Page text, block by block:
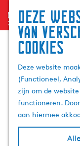
Deze
van
cookies
Deze website
(Functioneel,
zijn om de
functioneren.
aan hiermee
menu
G
a
n
a
a
r
d
e
h
o